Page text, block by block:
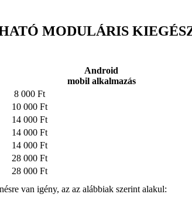
MODULÁRIS
Android
mobil alkalmazás
8 000 Ft
10 000 Ft
14 000 Ft
14 000 Ft
14 000 Ft
28 000 Ft
28 000 Ft
van igény, az az alábbiak szerint alakul: